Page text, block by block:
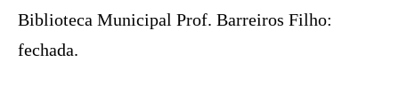
Biblioteca Municipal Prof. Barreiros Filho:
fechada.